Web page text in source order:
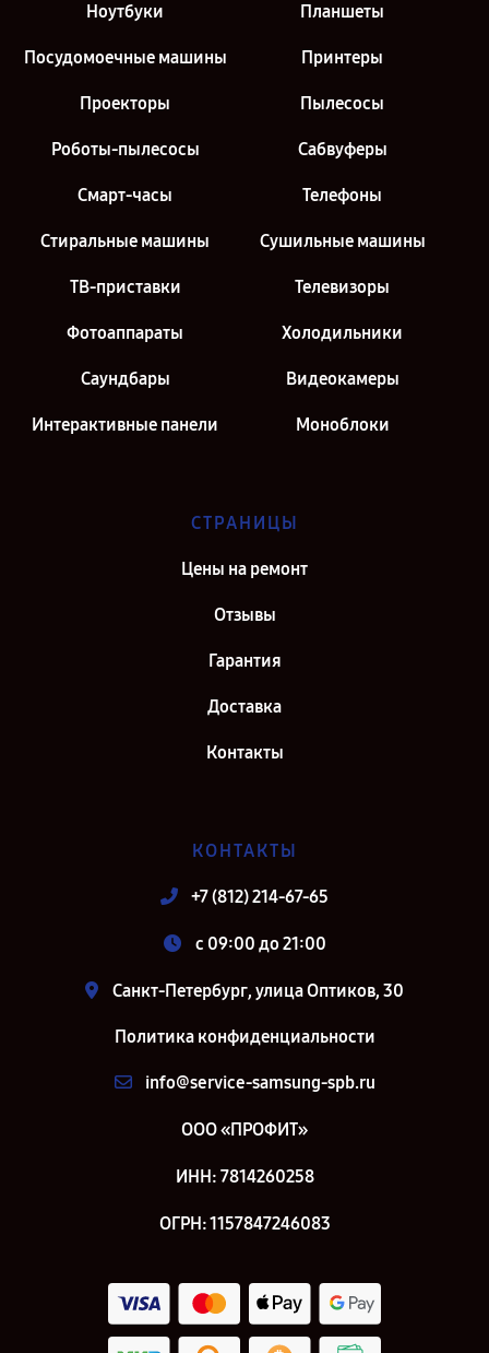
Ноутбуки Планшеты
Посудомоечные машины Принтеры
Проекторы Пылесосы
Роботы-пылесосы Сабвуферы
Смарт-часы Телефоны
Стиральные машины Сушильные машины
ТВ-приставки Телевизоры
Фотоаппараты Холодильники
Саундбары Видеокамеры
Интерактивные панели Моноблоки
СТРАНИЦЫ
Цены на ремонт
Отзывы
Гарантия
Доставка
Контакты
КОНТАКТЫ
+7 (812) 214-67-65
c 09:00 до 21:00
Санкт-Петербург, улица Оптиков, 30
Политика конфиденциальности
info@service-samsung-spb.ru
ООО «ПРОФИТ»
ИНН: 7814260258
ОГРН: 1157847246083